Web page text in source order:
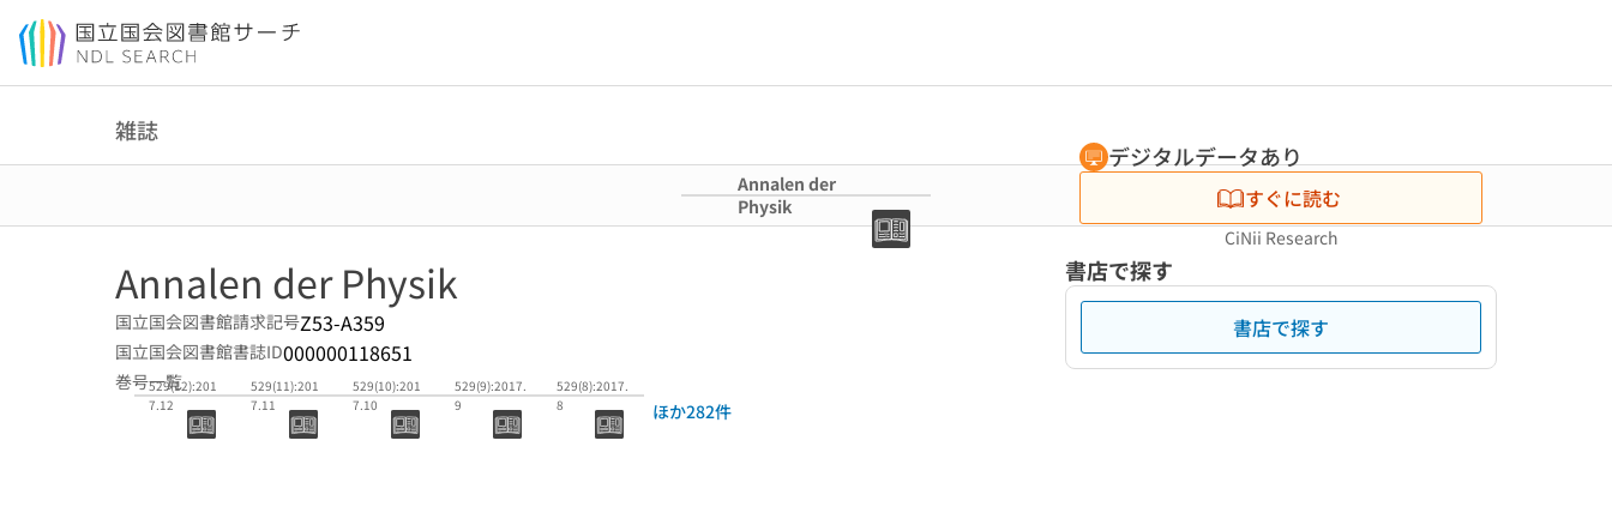
本文へ移動
雑誌
Annalen der
Physik
デジタルデータあり
すぐに読む
CiNii Research
Annalen der Physik
国立国会図書館請求記号Z53-A359
国立国会図書館書誌ID000000118651
巻号一覧529(12):201
7.12
529(11):201
7.11
529(10):201
7.10
529(9):2017.
9
529(8):2017.
8
ほか282件
書店で探す
書店で探す